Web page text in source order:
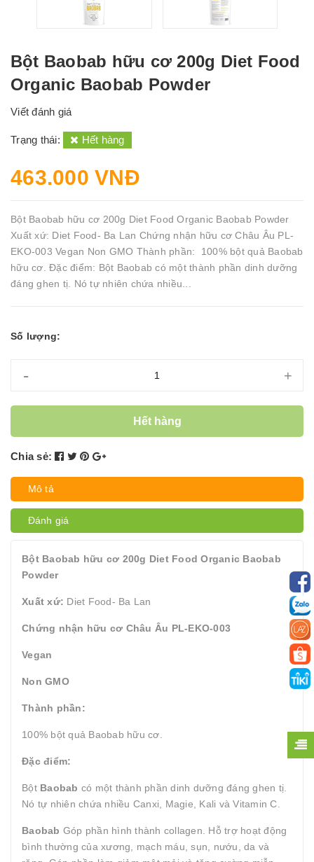
Bột Baobab hữu cơ 200g Diet Food
Organic Baobab Powder
Viết đánh giá
Trạng thái: Hết hàng
463.000 VNĐ
Bột Baobab hữu cơ 200g Diet Food Organic Baobab Powder
Xuất xứ: Diet Food- Ba Lan Chứng nhận hữu cơ Châu Âu PL-
EKO-003 Vegan Non GMO Thành phần: 100% bột quả Baobab
hữu cơ. Đặc điểm: Bột Baobab có một thành phần dinh dưỡng
đáng ghen tị. Nó tự nhiên chứa nhiều...
Số lượng:
- +
Hết hàng
Chia sẻ:
Mô tả
Đánh giá
Bột Baobab hữu cơ 200g Diet Food Organic Baobab
Powder
Xuất xứ: Diet Food- Ba Lan
Chứng nhận hữu cơ Châu Âu PL-EKO-003
Vegan
Non GMO
Thành phần:
100% bột quả Baobab hữu cơ.
Đặc điểm:
Bột Baobab có một thành phần dinh dưỡng đáng ghen tị.
Nó tự nhiên chứa nhiều Canxi, Magie, Kali và Vitamin C.
Baobab Góp phần hình thành collagen. Hỗ trợ hoạt động
bình thường của xương, mạch máu, sụn, nướu, da và